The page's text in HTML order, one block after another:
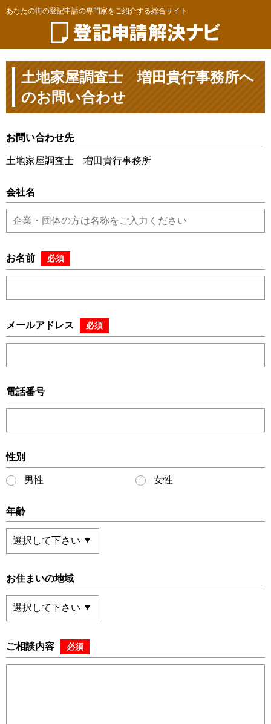
あなたの街の登記申請の専門家をご紹介する総合サイト
土地家屋調査士 増田貴行事務所へ
のお問い合わせ
お問い合わせ先
土地家屋調査士 増田貴行事務所
会社名
お名前 必須
メールアドレス 必須
電話番号
性別
男性 女性
年齢
お住まいの地域
ご相談内容 必須